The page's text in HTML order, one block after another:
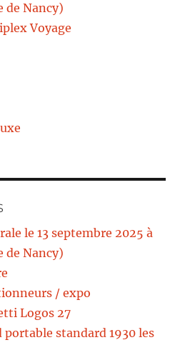
de Nancy)
Voyage
le 13 septembre 2025 à
de Nancy)
/ expo
Logos 27
portable standard 1930 les